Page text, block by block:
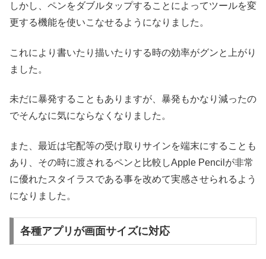
しかし、ペンをダブルタップすることによってツールを変
更する機能を使いこなせるようになりました。
これにより書いたり描いたりする時の効率がグンと上がり
ました。
未だに暴発することもありますが、暴発もかなり減ったの
でそんなに気にならなくなりました。
また、最近は宅配等の受け取りサインを端末にすることも
あり、その時に渡されるペンと比較しApple Pencilが非常
に優れたスタイラスである事を改めて実感させられるよう
になりました。
各種アプリが画面サイズに対応